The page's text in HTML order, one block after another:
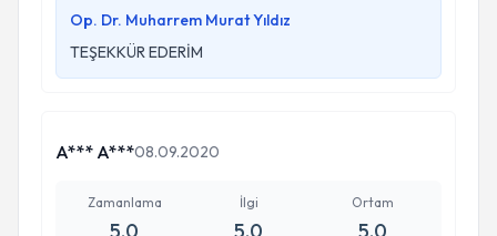
Op. Dr. Muharrem Murat Yıldız
TEŞEKKÜR EDERİM
A*** A***08.09.2020
Zamanlama İlgi Ortam